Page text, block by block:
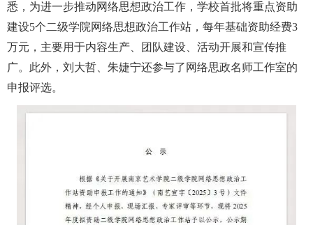
悉，为进一步推动网络思想政治工作，学校首批将重点资助
建设5个二级学院网络思想政治工作站，每年基础资助经费3
万元，主要用于内容生产、团队建设、活动开展和宣传推
广。此外，刘大哲、朱婕宁还参与了网络思政名师工作室的
申报评选。